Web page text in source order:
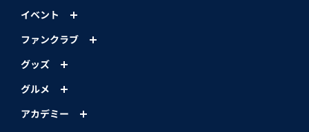
イベント
ファンクラブ
グッズ
グルメ
アカデミー